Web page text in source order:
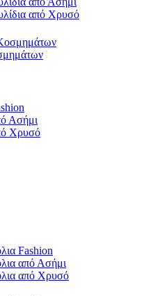
από Χρυσό
Ασήμι
Χρυσό
Fashion
από Ασήμι
από Χρυσό